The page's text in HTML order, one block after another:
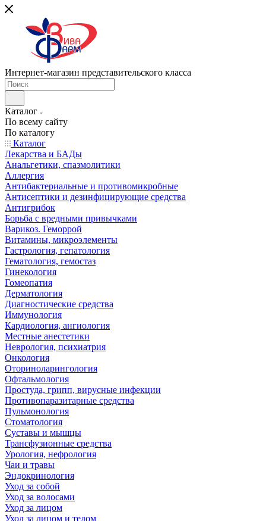
Интернет-магазин представительского класса
Каталог
По всему сайту
По каталогу
Каталог
Лекарства и БАДы
Анальгетики, спазмолитики
Аллергия
Антибактериальные и противомикробные
Антисептики и дезинфицирующие средства
Антигрибок
Борьба с вредными привычками
Варикоз. Геморрой
Витамины, микроэлементы
Гастрология, гепатология
Гематология, гемостаз
Гинекология
Гомеопатия
Дерматология
Диагностические средства
Иммунология
Кардиология, ангиология
Местные анестетики
Неврология, психиатрия
Онкология
Оториноларингология
Офтальмология
Простуда, грипп, вирусные инфекции
Противопаразитарные средства
Пульмонология
Стоматология
Суставы и мышцы
Трансфузионные средства
Урология, нефрология
Чаи и травы
Эндокринология
Уход за собой
Уход за волосами
Уход за лицом
Уход за лицом и телом